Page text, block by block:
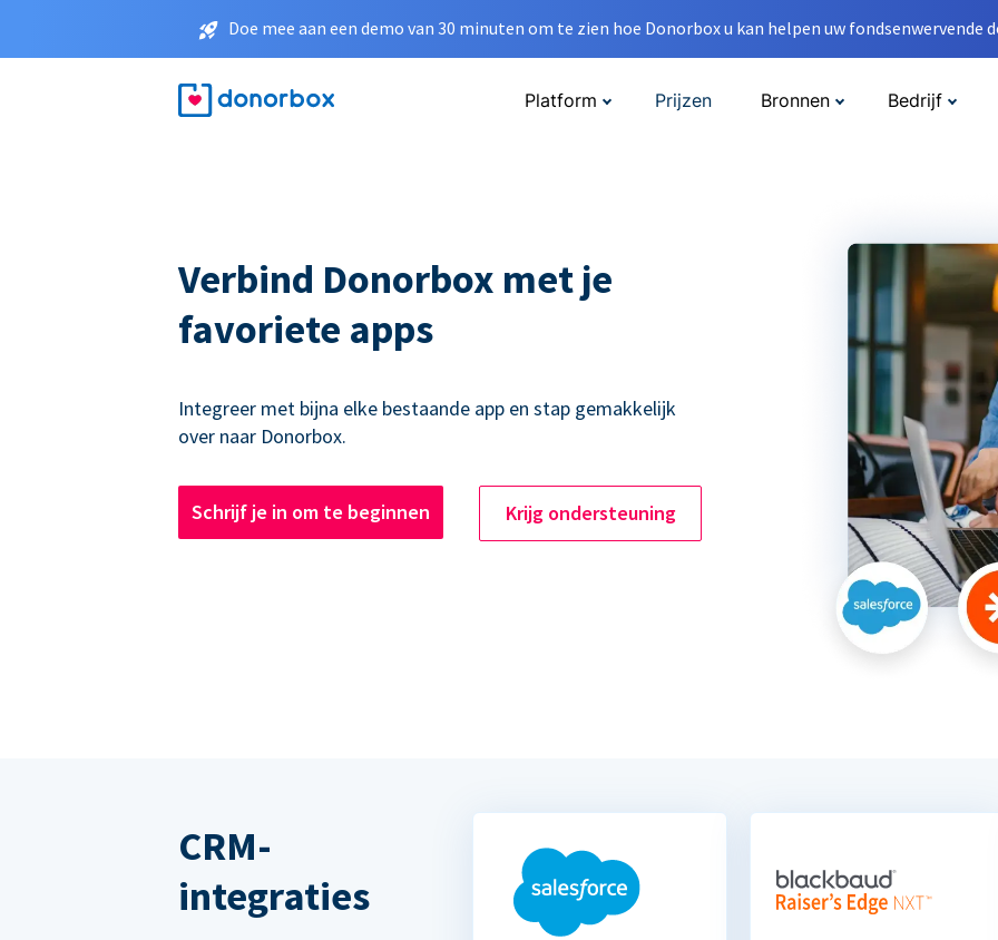
Doe mee aan een demo van 30 minuten om te zien hoe Donorbox u kan helpen uw fondsenwervende
Platform Prijzen Bronnen Bedrijf
Verbind Donorbox met je
favoriete apps
Integreer met bijna elke bestaande app en stap gemakkelijk
over naar Donorbox.
Schrijf je in om te beginnen Krijg ondersteuning
CRM-
integraties